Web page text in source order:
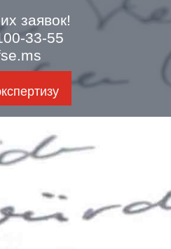
заявок!
33-55